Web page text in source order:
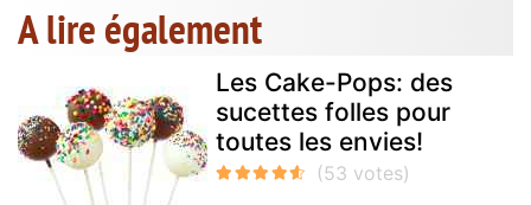
A lire également
Les Cake-Pops: des
sucettes folles pour
toutes les envies!